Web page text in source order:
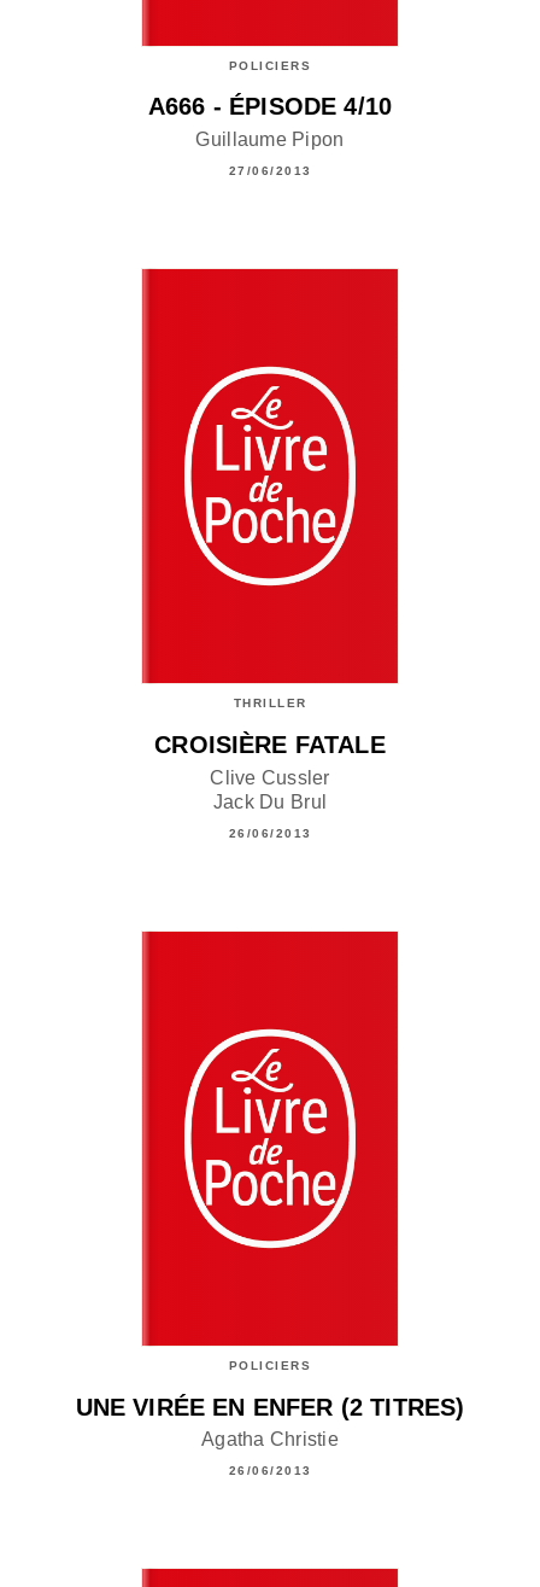
POLICIERS
A666 - ÉPISODE 4/10
Guillaume Pipon
27/06/2013
THRILLER
CROISIÈRE FATALE
Clive Cussler
Jack Du Brul
26/06/2013
POLICIERS
UNE VIRÉE EN ENFER (2 TITRES)
Agatha Christie
26/06/2013